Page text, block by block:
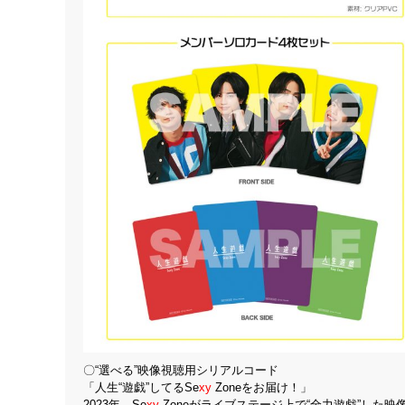
〇“選べる”映像視聴用シリアルコード
「人生“遊戯”してるSexy Zoneをお届け！」